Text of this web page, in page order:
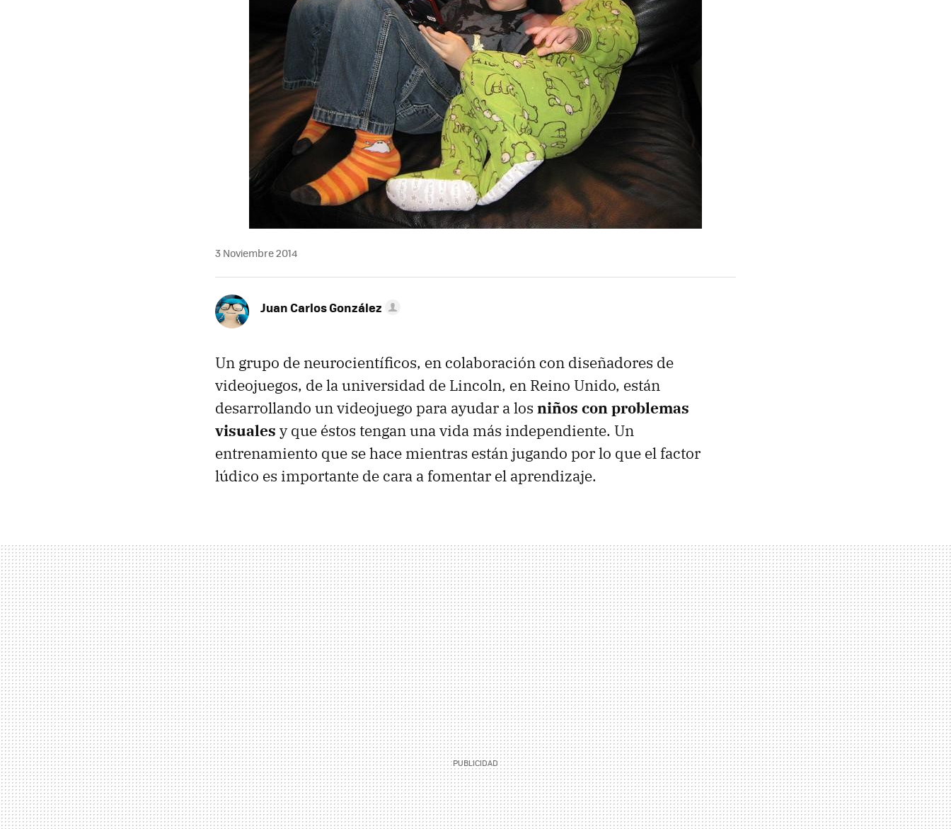
3 Noviembre 2014
Juan Carlos González
Un grupo de neurocientíficos, en colaboración con diseñadores de
videojuegos, de la universidad de Lincoln, en Reino Unido, están
desarrollando un videojuego para ayudar a los niños con problemas
visuales y que éstos tengan una vida más independiente. Un
entrenamiento que se hace mientras están jugando por lo que el factor
lúdico es importante de cara a fomentar el aprendizaje.